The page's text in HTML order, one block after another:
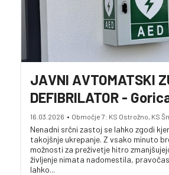
JAVNI AVTOMATSKI
DEFIBRILATOR -
16.03.2026 • Območje 7: KS Ostrožno, KS
Nenadni srčni zastoj se lahko zgodi
takojšnje ukrepanje. Z vsako minuto
možnosti za preživetje hitro
življenje nimata nadomestila,
lahko...